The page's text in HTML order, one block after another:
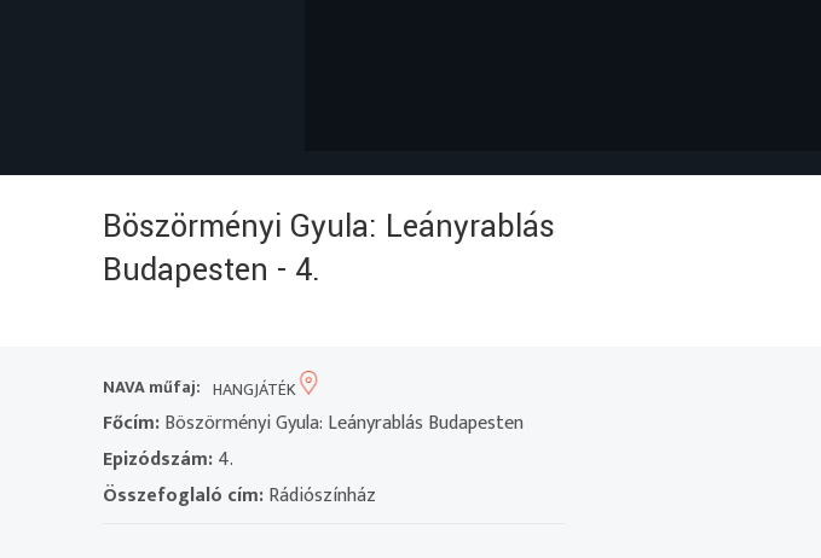
Böszörményi Gyula: Leányrablás
Budapesten - 4.
NAVA műfaj: HANGJÁTÉK
Főcím:Böszörményi Gyula: Leányrablás Budapesten
Epizódszám:4.
Összefoglaló cím:Rádiószínház